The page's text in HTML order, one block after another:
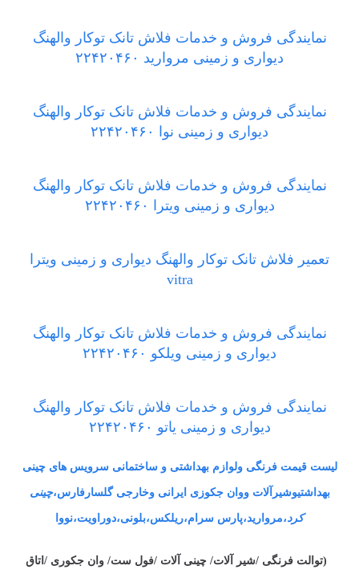
نمایندگی فروش و خدمات فلاش تانک توکار والهنگ
دیواری و زمینی مروارید ۲۲۴۲۰۴۶۰
نمایندگی فروش و خدمات فلاش تانک توکار والهنگ
دیواری و زمینی نوا ۲۲۴۲۰۴۶۰
نمایندگی فروش و خدمات فلاش تانک توکار والهنگ
دیواری و زمینی ویترا ۲۲۴۲۰۴۶۰
تعمیر فلاش تانک توکار والهنگ دیواری و زمینی ویترا
vitra
نمایندگی فروش و خدمات فلاش تانک توکار والهنگ
دیواری و زمینی ویلکو ۲۲۴۲۰۴۶۰
نمایندگی فروش و خدمات فلاش تانک توکار والهنگ
دیواری و زمینی یاتو ۲۲۴۲۰۴۶۰
لیست قیمت فرنگی ولوازم بهداشتی و ساختمانی سرویس های چینی
بهداشتیوشیرآلات ووان جکوزی ایرانی وخارجی گلسارفارس،چینی
کرد،مروارید،پارس سرام،ریلکس،بلونی،دوراویت،نووا
(توالت فرنگی /شیر آلات/ چینی آلات /فول ست/ وان جکوری /اتاق